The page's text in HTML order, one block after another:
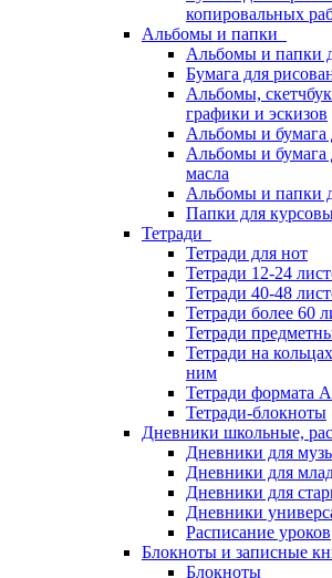
копировальных
Альбомы и папки
Альбомы и папки
Бумага для
Альбомы,
графики и эскизов
Альбомы и бумага
Альбомы и бумага
масла
Альбомы и папки
Папки для
Тетради
Тетради для нот
Тетради 12-24
Тетради 40-48
Тетради более 60
Тетради
Тетради на
ним
Тетради формата
Тетради-блокноты
Дневники школьные,
Дневники для
Дневники для
Дневники для
Дневники
Расписание уроков
Блокноты и записные
Блокноты